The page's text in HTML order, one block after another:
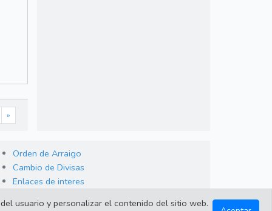
»
Orden de Arraigo
Cambio de Divisas
Enlaces de interes
usuario y personalizar el contenido del sitio web.